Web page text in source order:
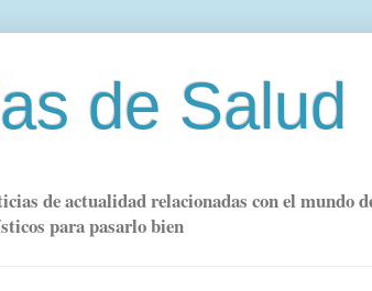
de Salud
de actualidad relacionadas con el mundo
para pasarlo bien